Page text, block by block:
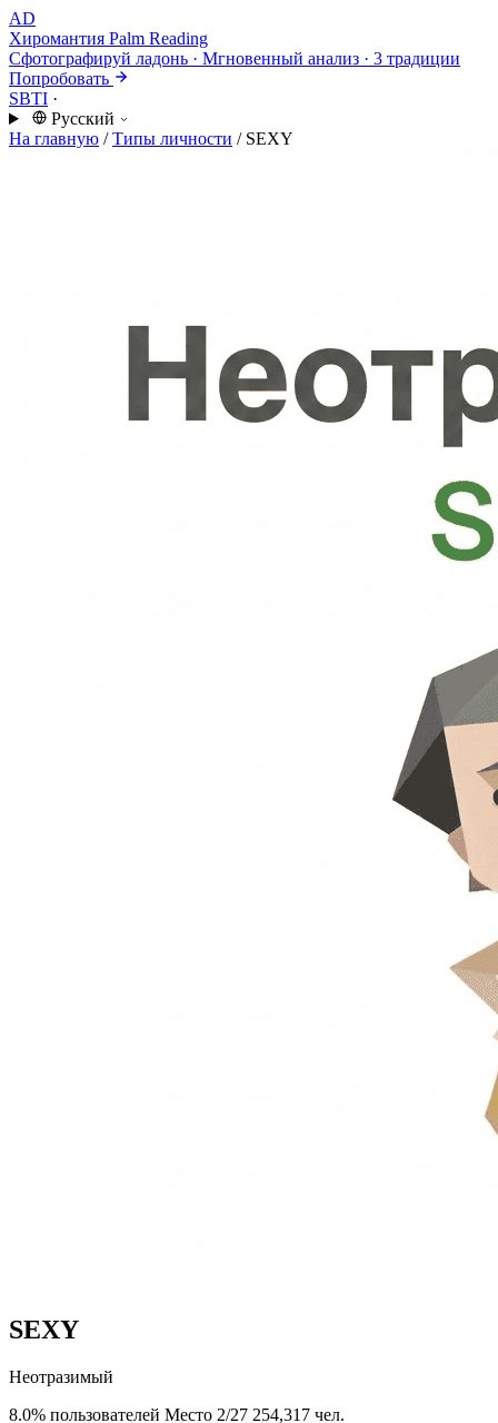
AD
Хиромантия Palm Reading
Сфотографируй ладонь · Мгновенный анализ · 3 традиции
Попробовать
SBTI ·
Русский
На главную / Типы личности / SEXY
SEXY
Неотразимый
8.0% пользователей Место 2/27 254,317 чел.